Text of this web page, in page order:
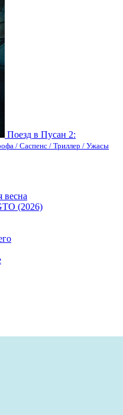
Поезд в Пусан 2:
/ Саспенс / Триллер / Ужасы
весна
(2026)